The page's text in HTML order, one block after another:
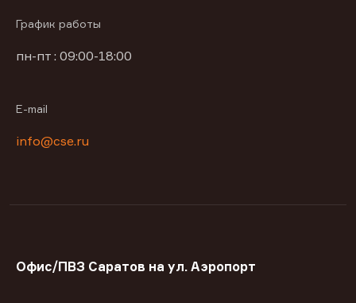
График работы
пн-пт : 09:00-18:00
E-mail
info@cse.ru
Офис/ПВЗ Саратов на ул. Аэропорт